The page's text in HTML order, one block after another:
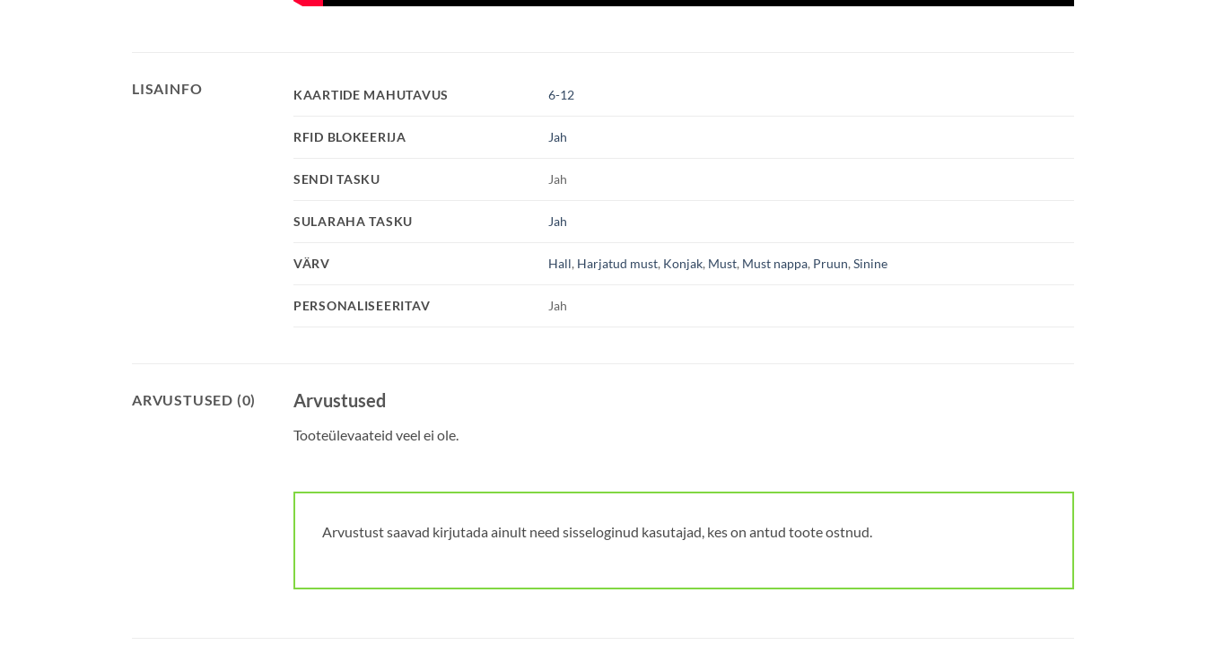
LISAINFO KAARTIDE MAHUTAVUS 6-12
RFID BLOKEERIJA Jah
SENDI TASKU Jah
SULARAHA TASKU Jah
VÄRV Hall, Harjatud must, Konjak, Must, Must nappa, Pruun,Sinine
PERSONALISEERITAV Jah
ARVUSTUSED (0) Arvustused
Tooteülevaateid veel ei ole.
Arvustust saavad kirjutada ainult need sisseloginud kasutajad, kes on antud toote ostnud.